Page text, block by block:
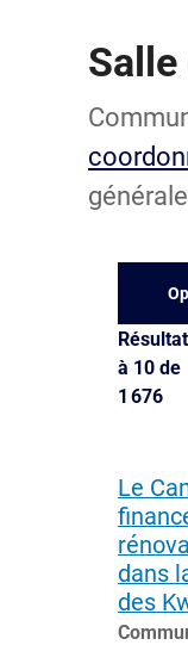
Salle
à 10 de
1 676
Le
dans
des